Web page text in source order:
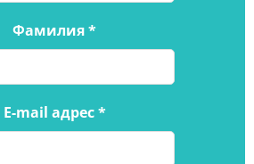
Фамилия*
E-mail адрес*